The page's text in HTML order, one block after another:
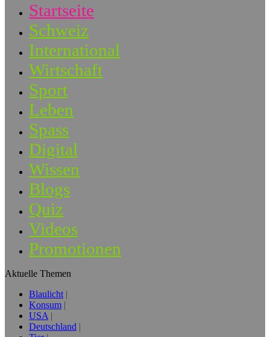
Startseite
Schweiz
International
Wirtschaft
Sport
Leben
Spass
Digital
Wissen
Blogs
Quiz
Videos
Promotionen
Aktuelle Themen
Blaulicht
Konsum
USA
Deutschland